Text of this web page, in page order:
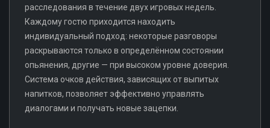
расследования в течение двух игровых недель.
Каждому гостю приходится находить
индивидуальный подход: некоторые разговоры
раскрываются только в определённом состоянии
опьянения, другие — при высоком уровне доверия.
Система очков действия, зависящих от выпитых
напитков, позволяет эффективно управлять
диалогами и получать новые зацепки.